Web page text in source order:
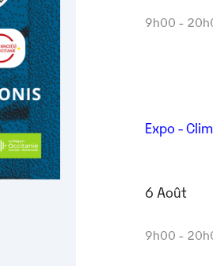
9h00 -
Expo -
6 Août
9h00 -